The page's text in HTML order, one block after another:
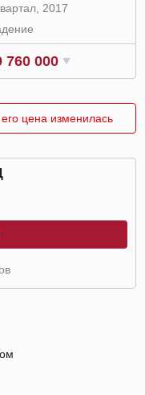
2017
760 000
цена изменилась